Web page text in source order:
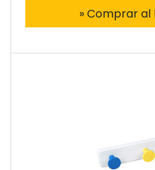
» Comprar al